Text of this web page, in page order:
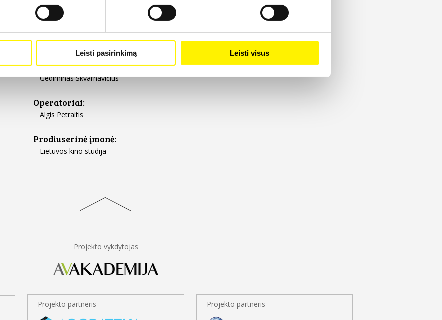
Leisti pasirinkimą Leisti visus
1985
Trukmė:
0 val. 9 min.
Scenarijaus autoriai:
Gediminas Skvarnavičius
Operatoriai:
Algis Petraitis
Prodiuserinė įmonė:
Lietuvos kino studija
Projekto vykdytojas
Projekto partneris Projekto partneris